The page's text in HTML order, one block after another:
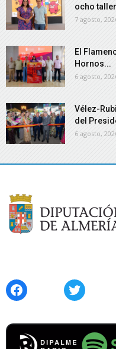
ocho
7 agosto,
El
Hornos...
6 agosto,
Vélez-
del
6 agosto,
FacebookTwitter